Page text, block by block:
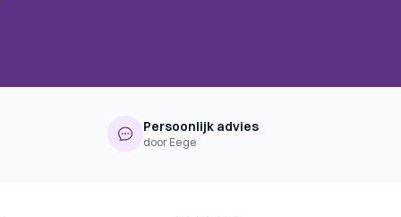
Persoonlijk advies
door Eege